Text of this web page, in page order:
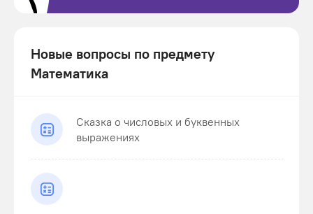
Новые вопросы по предмету
Математика
Сказка о числовых и буквенных
выражениях